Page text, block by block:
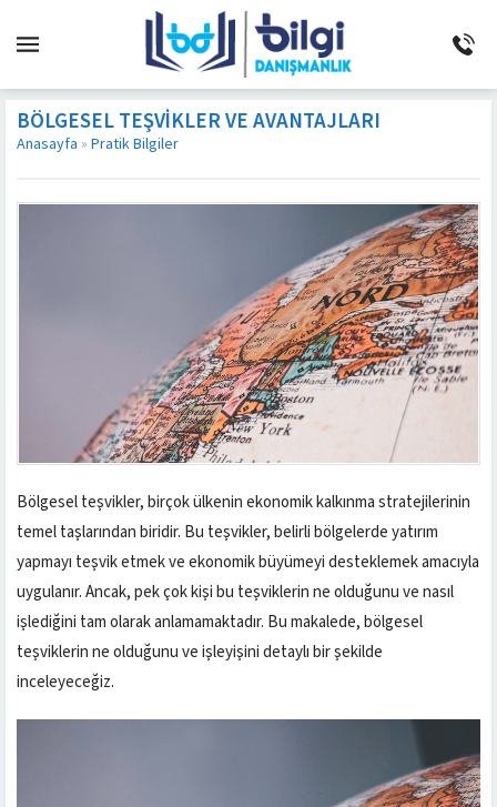
BÖLGESEL TEŞVIKLER VE AVANTAJLARI
Anasayfa » Pratik Bilgiler
Bölgesel teşvikler, birçok ülkenin ekonomik kalkınma stratejilerinin
temel taşlarından biridir. Bu teşvikler, belirli bölgelerde yatırım
yapmayı teşvik etmek ve ekonomik büyümeyi desteklemek amacıyla
uygulanır. Ancak, pek çok kişi bu teşviklerin ne olduğunu ve nasıl
işlediğini tam olarak anlamamaktadır. Bu makalede, bölgesel
teşviklerin ne olduğunu ve işleyişini detaylı bir şekilde
inceleyeceğiz.